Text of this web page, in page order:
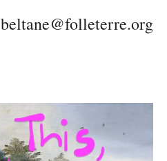
beltane@folleterre.org